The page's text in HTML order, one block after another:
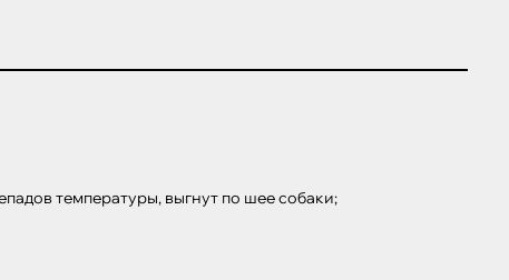
температуры, выгнут по шее собаки;